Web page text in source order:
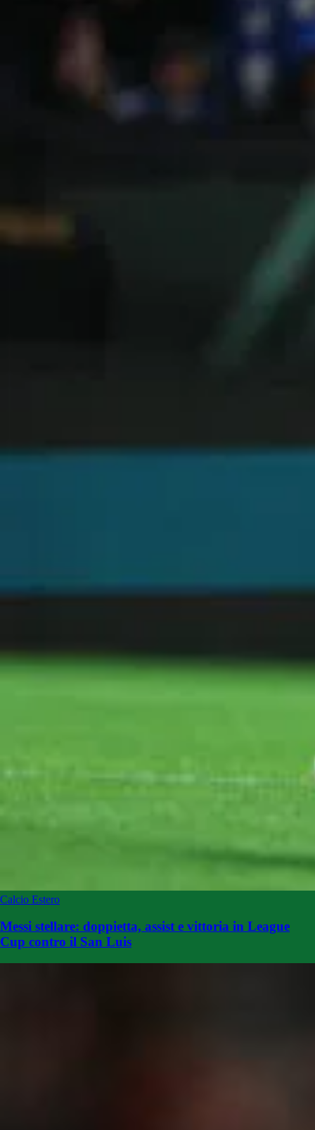
Calcio Estero
Messi stellare: doppietta, assist e vittoria in League
Cup contro il San Luis